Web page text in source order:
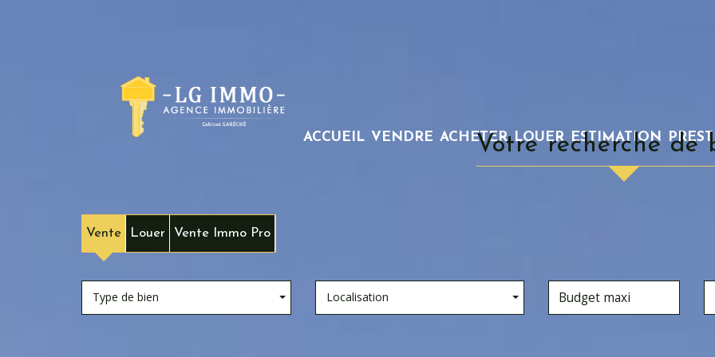
ACCUEIL VENDRE ACHETER LOUER ESTIMATION
Votre recherche de
Vente Louer Vente Immo Pro
Type de bien Localisation